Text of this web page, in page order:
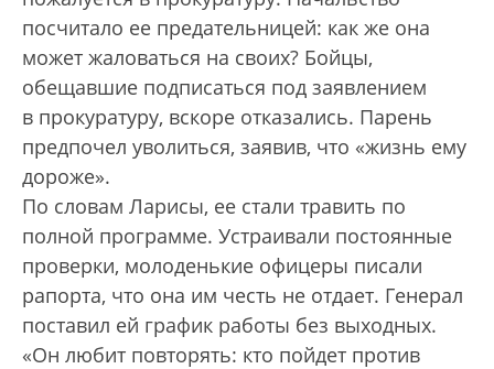
посчитало ее предательницей: как же она
может жаловаться на своих? Бойцы,
обещавшие подписаться под заявлением
в прокуратуру, вскоре отказались. Парень
предпочел уволиться, заявив, что «жизнь ему
дороже».
По словам Ларисы, ее стали травить по
полной программе. Устраивали постоянные
проверки, молоденькие офицеры писали
рапорта, что она им честь не отдает. Генерал
поставил ей график работы без выходных.
«Он любит повторять: кто пойдет против